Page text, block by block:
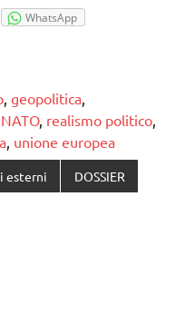
WhatsApp
, geopolitica,
NATO, realismo politico,
, unione europea
esterni DOSSIER